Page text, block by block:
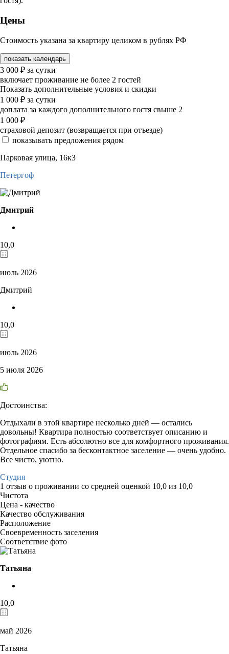
Цены
Стоимость указана за квартиру целиком в рублях РФ
показать календарь
3 000 ₽ за сутки
включает проживание не более 2 гостей
Показать дополнительные условия и скидки
1 000 ₽ за сутки
доплата за каждого дополнительного гостя свыше 2
1 000 ₽
страховой депозит (возвращается при отъезде)
показывать предложения рядом
Парковая улица, 16к3
Петергоф
Дмитрий
10,0
июль 2026
Дмитрий
10,0
июль 2026
5 июля 2026
Достоинства:
Отдыхали в этой квартире несколько дней — остались
довольны! Квартира полностью соответствует описанию и
фотографиям. Есть абсолютно все для комфортного проживания.
Отдельное спасибо за бесконтактное заселение — очень удобно.
Все чисто, уютно.
Студия
1 отзыв о проживании со средней оценкой 10,0 из 10,0
Чистота
Цена - качество
Качество обслуживания
Расположение
Своевременность заселения
Соответствие фото
Татьяна
10,0
май 2026
Татьяна